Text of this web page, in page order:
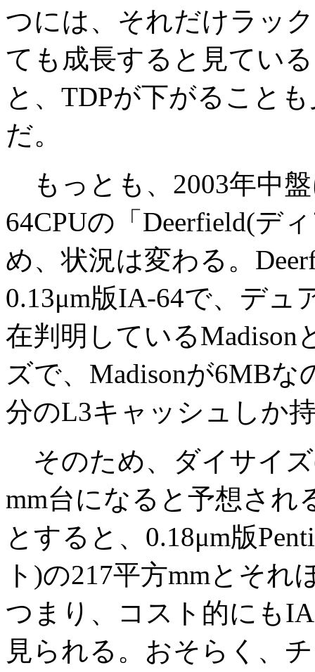
つには、それだけラッ
ても成長すると見てい
と、TDPが下がること
だ。
もっとも、2003年中
64CPUの「Deerfield(デ
め、状況は変わる。
0.13μm版IA-64で、デュ
在判明している
ズで、Madisonが6MB
分のL3キャッシュしか
そのため、ダイサイズ
mm台になると予想され
とすると、0.18μm版
ト)の217平方mmとそ
つまり、コスト的にも
見られる。おそらく、